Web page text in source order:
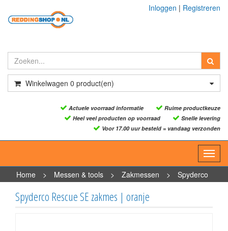
Inloggen | Registreren
Winkelwagen 0 product(en)
Actuele voorraad informatie
Ruime productkeuze
Heel veel producten op voorraad
Snelle levering
Voor 17.00 uur besteld = vandaag verzonden
Home
> Messen & tools > Zakmessen >
Spyderco
Rescue SE zakmes | oranje
Spyderco Rescue SE zakmes | oranje